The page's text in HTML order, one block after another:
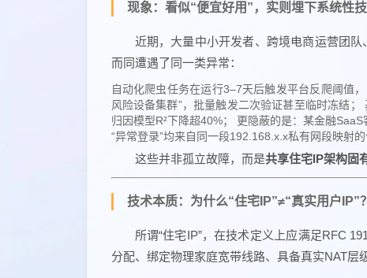
现象：看似“便宜好用”，实则埋下系统性
近期，大量中小开发者、跨境电商运营团
而同遭遇了同一类异常：
自动化爬虫任务在运行3–7天后触发平台反爬阈值
风险设备集群”，批量触发二次验证甚至临时冻结
归因模型R²下降超40%； 更隐蔽的是：某金融
“异常登录”均来自同一段192.168.x.x私有网段映射的
这些并非孤立故障，而是共享住宅IP架构固
技术本质：为什么“住宅IP”≠“真实用户IP”？
所谓“住宅IP”，在技术定义上应满足RFC
分配、绑定物理家庭宽带线路、具备真实NAT层